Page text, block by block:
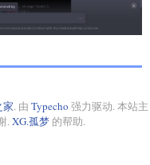
家. 由 Typecho 强力驱动. 本站主
. XG.孤梦的帮助.